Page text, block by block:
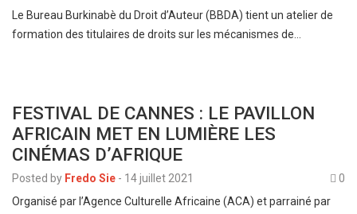
Le Bureau Burkinabè du Droit d’Auteur (BBDA) tient un atelier de
formation des titulaires de droits sur les mécanismes de…
FESTIVAL DE CANNES : LE PAVILLON
AFRICAIN MET EN LUMIÈRE LES
CINÉMAS D’AFRIQUE
Posted by Fredo Sie - 14 juillet 2021
0
Organisé par l’Agence Culturelle Africaine (ACA) et parrainé par